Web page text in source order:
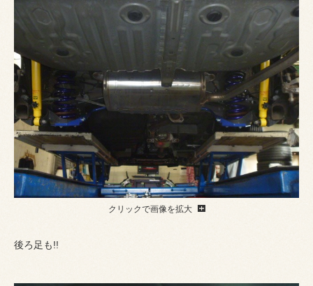
クリックで画像を拡大
後ろ足も!!